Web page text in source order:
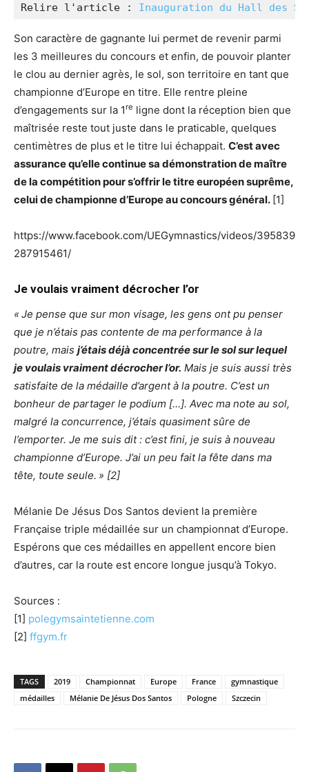
Relire l'article : Inauguration du Hall des
Son caractère de gagnante lui permet de revenir parmi
les 3 meilleures du concours et enfin, de pouvoir planter
le clou au dernier agrès, le sol, son territoire en tant que
championne d’Europe en titre. Elle rentre pleine
d’engagements sur la 1re ligne dont la réception bien que
maîtrisée reste tout juste dans le praticable, quelques
centimètres de plus et le titre lui échappait. C’est avec
assurance qu’elle continue sa démonstration de maître
de la compétition pour s’offrir le titre européen suprême,
celui de championne d’Europe au concours général. [1]
https://www.facebook.com/UEGymnastics/videos/395839
287915461/
Je voulais vraiment décrocher l’or
«Je pense que sur mon visage, les gens ont pu penser
que je n’étais pas contente de ma performance à la
poutre, mais j’étais déjà concentrée sur le sol sur lequel
je voulais vraiment décrocher l’or. Mais je suis aussi très
satisfaite de la médaille d’argent à la poutre. C’est un
bonheur de partager le podium […]. Avec ma note au sol,
malgré la concurrence, j’étais quasiment sûre de
l’emporter. Je me suis dit : c’est fini, je suis à nouveau
championne d’Europe. J’ai un peu fait la fête dans ma
tête, toute seule. » [2]
Mélanie De Jésus Dos Santos devient la première
Française triple médaillée sur un championnat d’Europe.
Espérons que ces médailles en appellent encore bien
d’autres, car la route est encore longue jusqu’à Tokyo.
Sources :
[1] polegymsaintetienne.com
[2] ffgym.fr
TAGS 2019 Championnat Europe France
gymnastique
médailles
Mélanie De Jésus Dos Santos Pologne Szczecin